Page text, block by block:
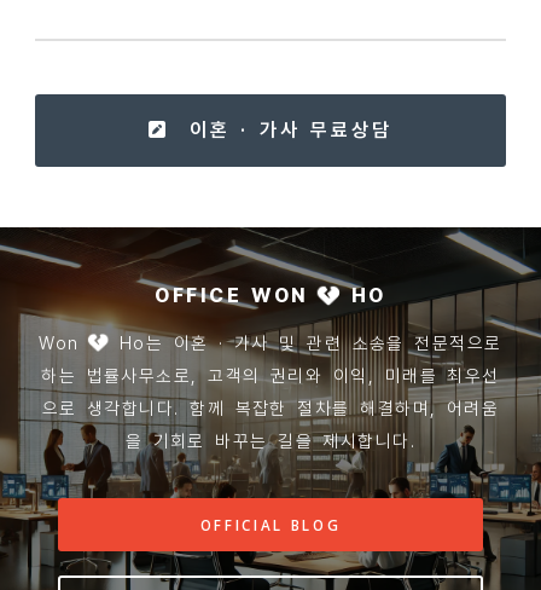
이혼 · 가사 무료상담
OFFICE WON HO
Won
Ho는 이혼 · 가사 및 관련 소송을 전문적으로
하는 법률사무소로, 고객의 권리와 이익, 미래를 최우선
으로 생각합니다. 함께 복잡한 절차를 해결하며, 어려움
을 기회로 바꾸는 길을 제시합니다.
OFFICIAL BLOG